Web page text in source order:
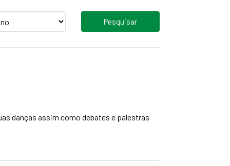
danças assim como debates e palestras